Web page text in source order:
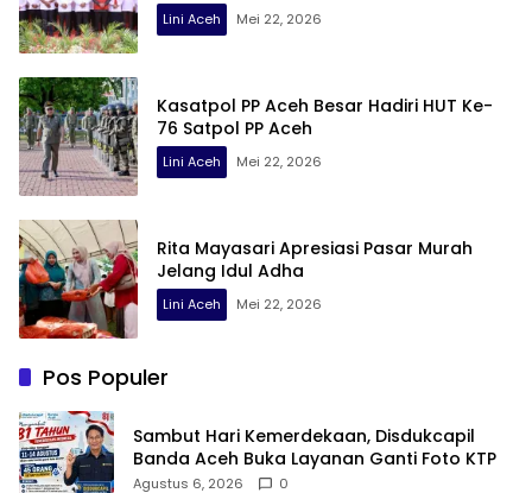
Lini Aceh Mei 22, 2026
Kasatpol PP Aceh Besar Hadiri HUT Ke-
76 Satpol PP Aceh
Lini Aceh Mei 22, 2026
Rita Mayasari Apresiasi Pasar Murah
Jelang Idul Adha
Lini Aceh Mei 22, 2026
Pos Populer
Sambut Hari Kemerdekaan, Disdukcapil
Banda Aceh Buka Layanan Ganti Foto KTP
Agustus 6, 2026 0